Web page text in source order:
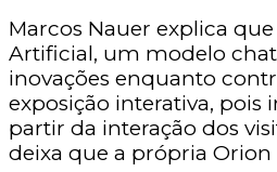
Marcos Nauer explica
Artificial, um modelo chat
inovações enquanto
exposição interativa, pois
partir da interação dos
deixa que a própria Orion